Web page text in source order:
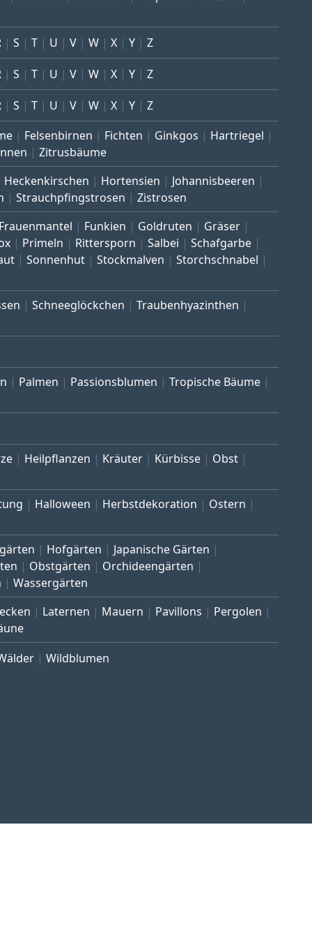
S T U V W X Y Z
S T U V W X Y Z
S T U V W X Y Z
Felsenbirnen Fichten Ginkgos
Hartriegel
Zitrusbäume
Heckenkirschen Hortensien
Johannisbeeren
Strauchpfingstrosen Zistrosen
Frauenmantel Funkien Goldruten
Gräser
Primeln Rittersporn Salbei
Schafgarbe
Sonnenhut Stockmalven
Storchschnabel
Schneeglöckchen
Traubenhyazinthen
Palmen Passionsblumen
Tropische Bäume
Heilpflanzen Kräuter Kürbisse
Obst
Halloween Herbstdekoration
Ostern
Hofgärten
Japanische Gärten
Obstgärten
Orchideengärten
Wassergärten
Laternen Mauern Pavillons
Pergolen
Wildblumen